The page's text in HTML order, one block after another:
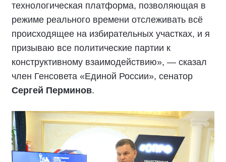
технологическая платформа, позволяющая в
режиме реального времени отслеживать всё
происходящее на избирательных участках, и я
призываю все политические партии к
конструктивному взаимодействию», — сказал
член Генсовета «Единой России», сенатор
Сергей Перминов.